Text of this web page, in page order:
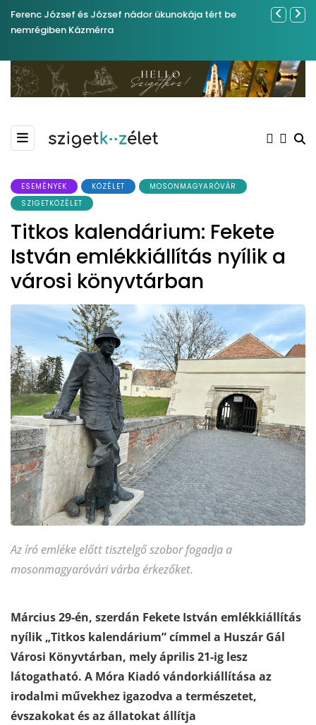
Ferenc József és József nádor ükunokája tért be
nemrégiben Kázmérra
Sose
ESEMÉNYEK KÖZÉLET
MOSONMAGYARÓVÁR
SZIGETKÖZÉLET
Titkos kalendárium: Fekete
István emlékkiállítás nyílik a
városi könyvtárban
Az író emléke előtt tisztelgő szobor fogadja a
mosonmagyaróvári várba érkezőket.
Március 29-én, szerdán Fekete István emlékkiállítás
nyílik „Titkos kalendárium” címmel a Huszár Gál
Városi Könyvtárban, mely április 21-ig lesz
látogatható. A Móra Kiadó vándorkiállítása az
irodalmi művekhez igazodva a természetet,
évszakokat és az állatokat állítja